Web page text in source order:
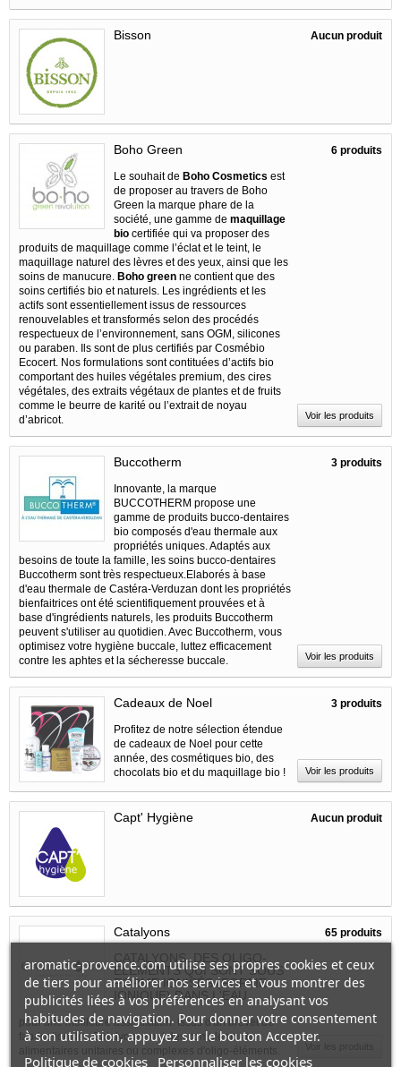
Bisson Aucun produit
Boho Green
Le souhait de Boho Cosmetics est
de proposer au travers de Boho
Green la marque phare de la
société, une gamme de maquillage
bio certifiée qui va proposer des
produits de maquillage comme l’éclat et le teint, le
maquillage naturel des lèvres et des yeux, ainsi que les
soins de manucure. Boho green ne contient que des
soins certifiés bio et naturels. Les ingrédients et les
actifs sont essentiellement issus de ressources
renouvelables et transformés selon des procédés
respectueux de l’environnement, sans OGM, silicones
ou paraben. Ils sont de plus certifiés par Cosmébio
Ecocert. Nos formulations sont contituées d’actifs bio
comportant des huiles végétales premium, des cires
végétales, des extraits végétaux de plantes et de fruits
comme le beurre de karité ou l’extrait de noyau
d’abricot.
6 produits
Voir les produits
Buccotherm
Innovante, la marque
BUCCOTHERM propose une
gamme de produits bucco-dentaires
bio composés d'eau thermale aux
propriétés uniques. Adaptés aux
besoins de toute la famille, les soins bucco-dentaires
Buccotherm sont très respectueux.Elaborés à base
d'eau thermale de Castéra-Verduzan dont les propriétés
bienfaitrices ont été scientifiquement prouvées et à
base d'ingrédients naturels, les produits Buccotherm
peuvent s'utiliser au quotidien. Avec Buccotherm, vous
optimisez votre hygiène buccale, luttez efficacement
contre les aphtes et la sécheresse buccale.
3 produits
Voir les produits
Cadeaux de Noel
Profitez de notre sélection étendue
de cadeaux de Noel pour cette
année, des cosmétiques bio, des
chocolats bio et du maquillage bio !
3 produits
Voir les produits
Capt' Hygiène Aucun produit
Catalyons
CATALYONS, DES OLIGO-
ÉLÉMENTS QUI SONT SOUS
FORME IONISÉS (FORME
IONIQUE) DANS L'EAU,
pour une meilleure assimilation. Issus d'un brevet de
fabrication, les Catalyons sont des compléments
alimentaires unitaires ou complexes d'oligo-éléments.
65 produits
aromatic-provence.com utilise ses propres cookies et ceux
de tiers pour améliorer nos services et vous montrer des
publicités liées à vos préférences en analysant vos
habitudes de navigation. Pour donner votre consentement
à son utilisation, appuyez sur le bouton Accepter.
Politique de cookies Personnaliser les cookies